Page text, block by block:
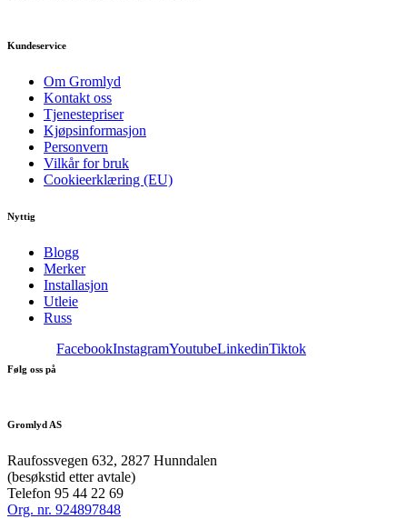
Kundeservice
Om Gromlyd
Kontakt oss
Tjenestepriser
Kjøpsinformasjon
Personvern
Vilkår for bruk
Cookieerklæring (EU)
Nyttig
Blogg
Merker
Installasjon
Utleie
Russ
Følg oss på
FacebookInstagramYoutubeLinkedinTiktok
Gromlyd AS
Raufossvegen 632, 2827 Hunndalen
(besøkstid etter avtale)
Telefon 95 44 22 69
Org. nr. 924897848